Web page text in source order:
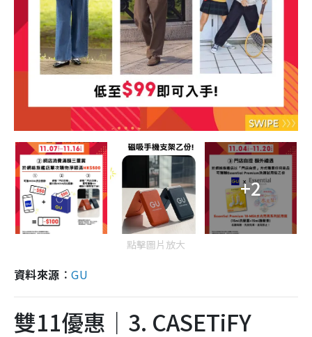
+2
點擊圖片放大
資料來源︰GU
雙11優惠｜3. CASETiFY